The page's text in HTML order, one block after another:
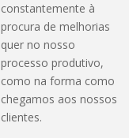
constantemente à
procura de melhorias
quer no nosso
processo produtivo,
como na forma como
chegamos aos nossos
clientes.